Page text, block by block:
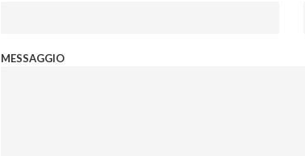
MESSAGGIO